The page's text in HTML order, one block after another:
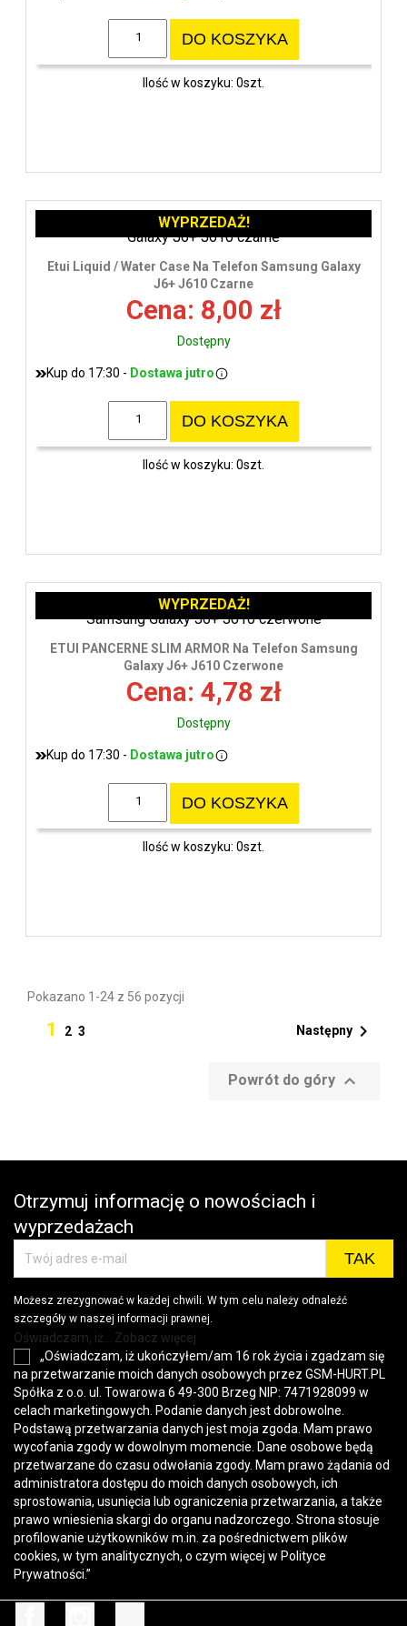
DO KOSZYKA
Ilość w koszyku: 0szt.
Etui Liquid / Water Case Na Telefon Samsung Galaxy
J6+ J610 Czarne
Cena: 8,00 zł
Dostępny
Kup do 17:30 - Dostawa jutro
DO KOSZYKA
Ilość w koszyku: 0szt.
WYPRZEDAŻ!
ETUI PANCERNE SLIM ARMOR Na Telefon Samsung
Galaxy J6+ J610 Czerwone
Cena: 4,78 zł
Dostępny
Kup do 17:30 - Dostawa jutro
DO KOSZYKA
Ilość w koszyku: 0szt.
WYPRZEDAŻ!
Pokazano 1-24 z 56 pozycji
1 2 3 Następny 
Powrót do góry 
Otrzymuj informację o nowościach i
wyprzedażach
Możesz zrezygnować w każdej chwili. W tym celu należy odnaleźć
szczegóły w naszej informacji prawnej.
Oświadczam, iż... Zobacz więcej
„Oświadczam, iż ukończyłem/am 16 rok życia i zgadzam się
na przetwarzanie moich danych osobowych przez GSM-HURT.PL
Spółka z o.o. ul. Towarowa 6 49-300 Brzeg NIP: 7471928099 w
celach marketingowych. Podanie danych jest dobrowolne.
Podstawą przetwarzania danych jest moja zgoda. Mam prawo
wycofania zgody w dowolnym momencie. Dane osobowe będą
przetwarzane do czasu odwołania zgody. Mam prawo żądania od
administratora dostępu do moich danych osobowych, ich
sprostowania, usunięcia lub ograniczenia przetwarzania, a także
prawo wniesienia skargi do organu nadzorczego. Strona stosuje
profilowanie użytkowników m.in. za pośrednictwem plików
cookies, w tym analitycznych, o czym więcej w Polityce
Prywatności.”